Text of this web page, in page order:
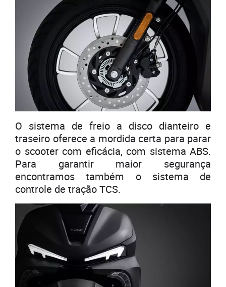
O sistema de freio a disco dianteiro e
traseiro oferece a mordida certa para parar
o scooter com eficácia, com sistema ABS.
Para garantir maior segurança
encontramos também o sistema de
controle de tração TCS.